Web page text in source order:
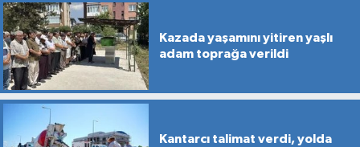
Kazada yaşamını yitiren yaşlı
adam toprağa verildi
Kantarcı talimat verdi, yolda